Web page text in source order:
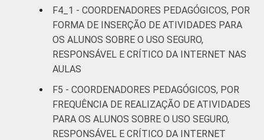
Estadual e
Federal)
Particular 1
MAIS ELEVADO
OFERTADO
iniciais do
Ensino
Fundamental
19
F4_1 - COORDENADORES PEDAGÓGICOS, POR
FORMA DE INSERÇÃO DE ATIVIDADES PARA
OS ALUNOS SOBRE O USO SEGURO,
RESPONSÁVEL E CRÍTICO DA INTERNET NAS
AULAS
F5 - COORDENADORES PEDAGÓGICOS, POR
FREQUÊNCIA DE REALIZAÇÃO DE ATIVIDADES
PARA OS ALUNOS SOBRE O USO SEGURO,
RESPONSÁVEL E CRÍTICO DA INTERNET